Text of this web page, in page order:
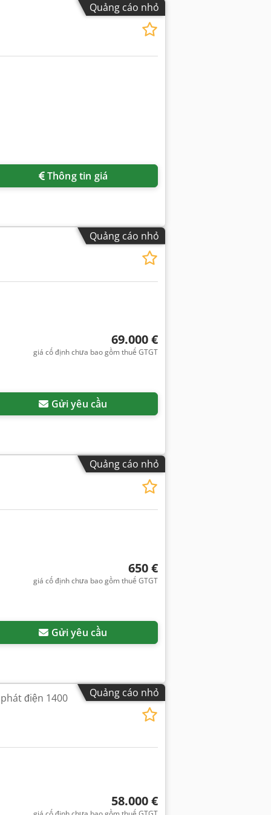
Quảng cáo nhỏ
Thông tin giá
Quảng cáo nhỏ
69.000 €
giá cố định chưa bao gồm thuế GTGT
Gửi yêu cầu
Quảng cáo nhỏ
650 €
giá cố định chưa bao gồm thuế GTGT
Gửi yêu cầu
Quảng cáo nhỏ
điện 1400
58.000 €